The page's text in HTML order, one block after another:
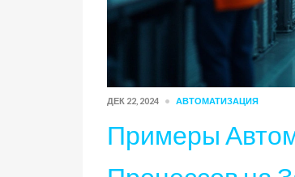
ДЕК 22, 2024 АВТОМАТИЗАЦИЯ
Примеры